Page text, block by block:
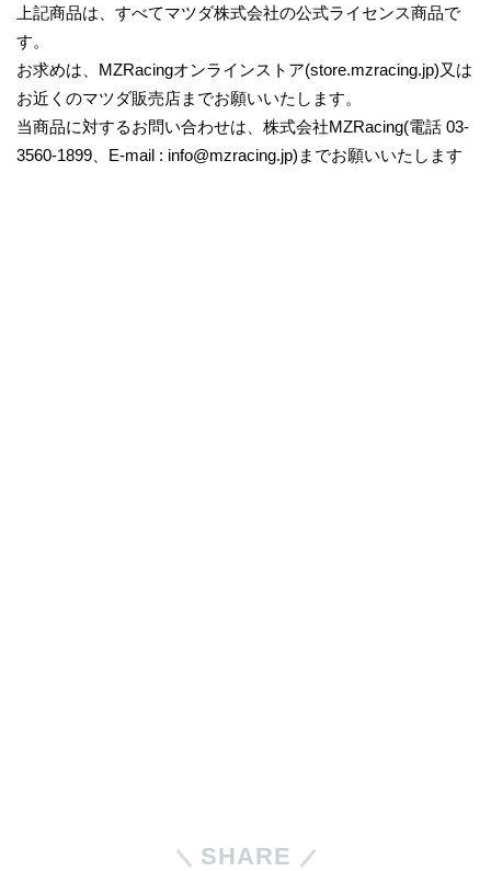
上記商品は、すべてマツダ株式会社の公式ライセンス商品で
す。
お求めは、MZRacingオンラインストア(store.mzracing.jp)又は
お近くのマツダ販売店までお願いいたします。
当商品に対するお問い合わせは、株式会社MZRacing(電話 03-
3560-1899、E-mail : info@mzracing.jp)までお願いいたします
SHARE